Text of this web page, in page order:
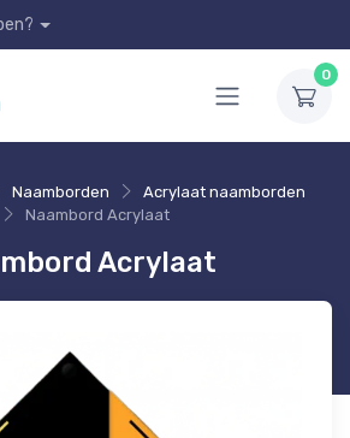
0
Naamborden
Acrylaat naamborden
Naambord Acrylaat
Acrylaat